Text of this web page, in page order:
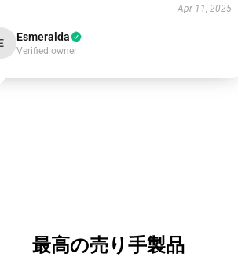
Apr 11, 2025
Esmeralda
Verified owner
最高の売り手製品